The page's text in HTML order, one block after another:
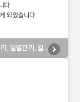
다
되었습니다
, 일별관리, 월